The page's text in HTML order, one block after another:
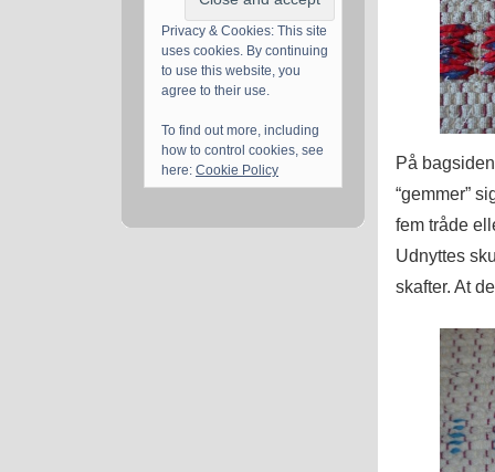
Privacy & Cookies: This site
uses cookies. By continuing
to use this website, you
agree to their use.
To find out more, including
how to control cookies, see
here: Cookie Policy
På
“gemmer”
fem tråde
Udnyttes
skafter. At